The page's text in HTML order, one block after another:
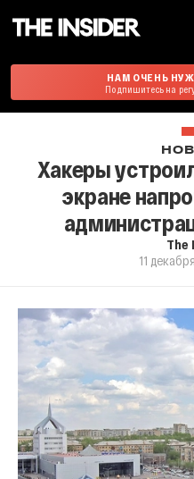
НАМ ОЧЕНЬ
Подпишитесь на
Хакеры
экране
The
11